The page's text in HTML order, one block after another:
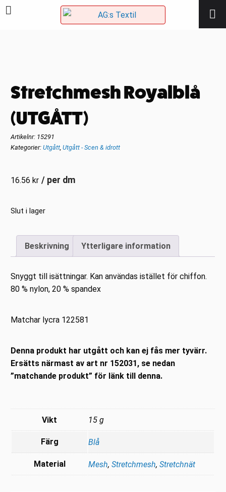
Stretchmesh Royalblå
(UTGÅTT)
Artikelnr: 15291
Kategorier:Utgått,Utgått - Scen & idrott
16.56kr / per dm
Slut i lager
Beskrivning Ytterligare information
Snyggt till isättningar. Kan användas istället för chiffon.
80 % nylon, 20 % spandex
Matchar lycra 122581
Denna produkt har utgått och kan ej fås mer tyvärr.
Ersätts närmast av art nr 152031, se nedan
”matchande produkt” för länk till denna.
Vikt 15 g
Färg Blå
Material Mesh,Stretchmesh,Stretchnät